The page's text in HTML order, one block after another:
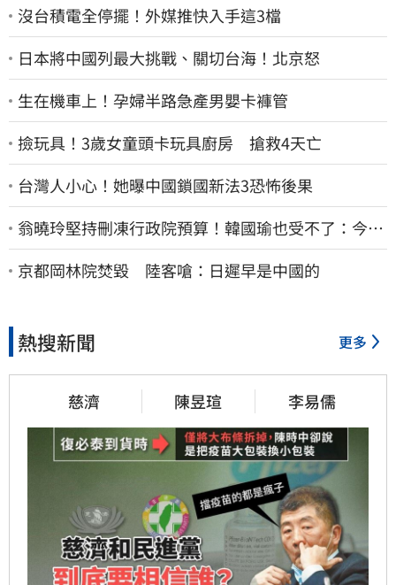
沒台積電全停擺！外媒推快入手這3檔
日本將中國列最大挑戰、關切台海！北京怒
生在機車上！孕婦半路急產男嬰卡褲管
撿玩具！3歲女童頭卡玩具廚房 搶救4天亡
台灣人小心！她曝中國鎖國新法3恐怖後果
翁曉玲堅持刪凍行政院預算！韓國瑜也受不了：今年
剩4個月你思考一下
京都岡林院焚毀 陸客嗆：日遲早是中國的
熱搜新聞 更多
慈濟 陳昱瑄 李易儒